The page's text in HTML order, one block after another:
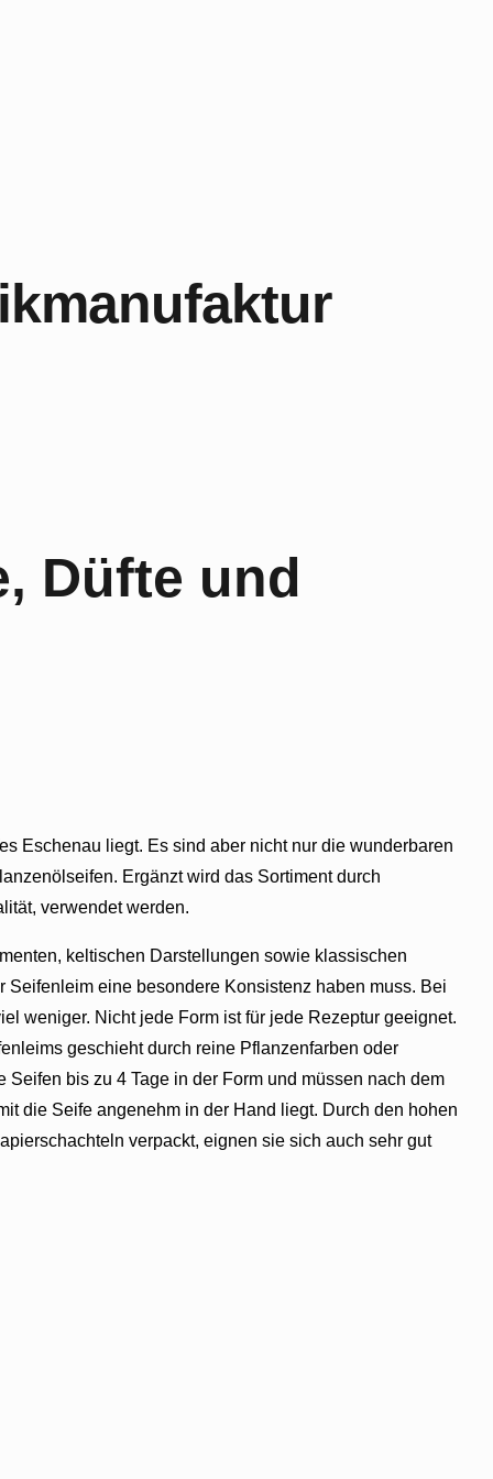
Düfte und
Eschenau liegt. Es sind aber nicht nur die wunderbaren
Ergänzt wird das Sortiment durch
verwendet werden.
keltischen Darstellungen sowie klassischen
eine besondere Konsistenz haben muss. Bei
weniger. Nicht jede Form ist für jede Rezeptur geeignet.
geschieht durch reine Pflanzenfarben oder
bis zu 4 Tage in der Form und müssen nach dem
die Seife angenehm in der Hand liegt. Durch den hohen
verpackt, eignen sie sich auch sehr gut